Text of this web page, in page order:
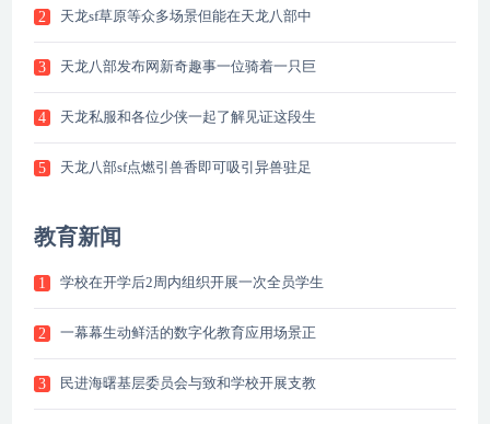
2 天龙sf草原等众多场景但能在天龙八部中
3 天龙八部发布网新奇趣事一位骑着一只巨
4 天龙私服和各位少侠一起了解见证这段生
5 天龙八部sf点燃引兽香即可吸引异兽驻足
教育新闻
1 学校在开学后2周内组织开展一次全员学生
2 一幕幕生动鲜活的数字化教育应用场景正
3 民进海曙基层委员会与致和学校开展支教